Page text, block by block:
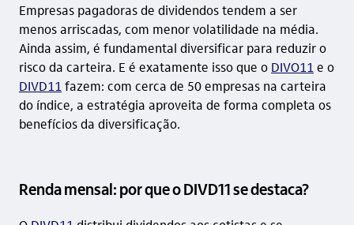
Empresas pagadoras de dividendos tendem a ser
menos arriscadas, com menor volatilidade na média.
Ainda assim, é fundamental diversificar para reduzir o
risco da carteira. E é exatamente isso que o DIVO11 e o
DIVD11 fazem: com cerca de 50 empresas na carteira
do índice, a estratégia aproveita de forma completa os
benefícios da diversificação.
Renda mensal: por que o DIVD11 se destaca?